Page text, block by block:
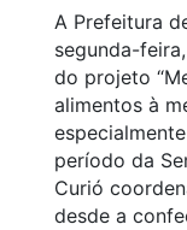
A Prefeitura
segunda-
do projeto
alimentos à
período da
Curió
desde a